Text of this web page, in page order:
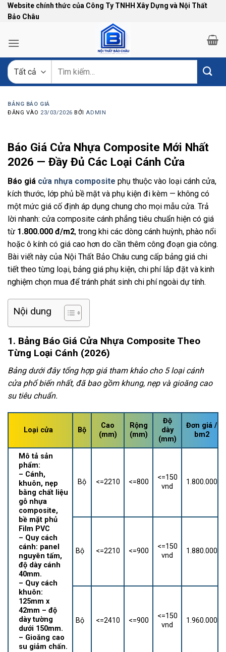
Bỏ
qua
dung
Website chính thức của Công Ty TNHH Xây Dựng và Nội Thất
Bảo Châu
kiếm:
BẢNG BÁO GIÁ
ĐĂNG VÀO 23/03/2026 BỞIADMIN
Báo Giá Cửa Nhựa Composite Mới Nhất
2026 — Đầy Đủ Các Loại Cánh Cửa
Báo giá cửa nhựa composite phụ thuộc vào loại cánh cửa,
kích thước, lớp phủ bề mặt và phụ kiện đi kèm — không có
một mức giá cố định áp dụng chung cho mọi mẫu cửa. Trả
lời nhanh: cửa composite cánh phẳng tiêu chuẩn hiện có giá
từ 1.800.000 đ/m2, trong khi các dòng cánh huỳnh, phào nổi
hoặc ô kính có giá cao hơn do cần thêm công đoạn gia công.
Bài viết này của Nội Thất Bảo Châu cung cấp bảng giá chi
tiết theo từng loại, bảng giá phụ kiện, chi phí lắp đặt và kinh
nghiệm chọn mua để tránh phát sinh chi phí ngoài dự tính.
Nội dung
1. Bảng Báo Giá Cửa Nhựa Composite Theo
Từng Loại Cánh (2026)
Bảng dưới đây tổng hợp giá tham khảo cho 5 loại cánh
cửa phổ biến nhất, đã bao gồm khung, nẹp và gioăng cao
su tiêu chuẩn.
Loại cửa Bộ
Cao
(mm)
Rộng
(mm)
Độ
dày
(mm)
Đơn giá /
bm2
Mô tả sản
phẩm:
– Cánh,
khuôn, nẹp
bằng chất liệu
gỗ nhựa
composite,
bề mặt phủ
Film PVC
– Quy cách
cánh: panel
nguyên tấm,
độ dày cánh
40mm.
– Quy cách
khuôn:
125mm x
42mm – độ
dày tường
dưới 150mm.
– Gioăng cao
su giảm chấn.
Bộ <=2210 <=800
<=150
vnd
1.800.000
Bộ <=2210 <=900
<=150
vnd
1.880.000
Bộ <=2410 <=900
<=150
vnd
1.960.000